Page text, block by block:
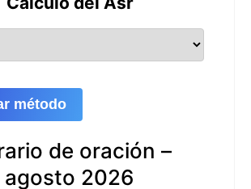
método
de oración –
agosto 2026